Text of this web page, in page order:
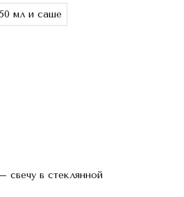
мл и саше
в стеклянной